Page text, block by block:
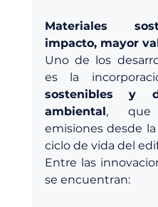
Materiales
impacto, mayor
Uno de los
es la
sostenibles y
ambiental, que
emisiones desde
ciclo de vida del
Entre las
se encuentran: